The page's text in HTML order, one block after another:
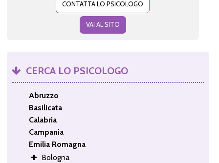
CONTATTA LO PSICOLOGO
VAI AL SITO
CERCA LO PSICOLOGO
Abruzzo
Basilicata
Calabria
Campania
Emilia Romagna
Bologna